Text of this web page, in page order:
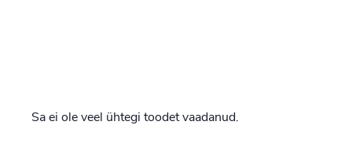
Sa ei ole veel ühtegi toodet vaadanud.